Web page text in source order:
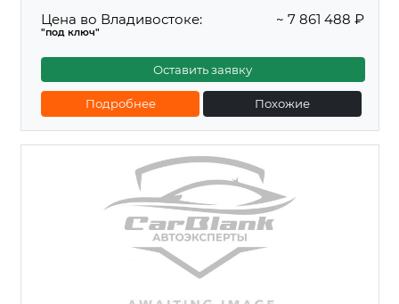
Цена во Владивостоке:
"под ключ"
~ 7 861 488 ₽
Оставить заявку
Подробнее Похожие